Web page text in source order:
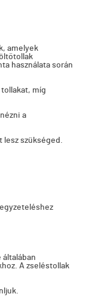
amelyek
használata során
míg
a
lesz szükséged.
általában
A zseléstollak